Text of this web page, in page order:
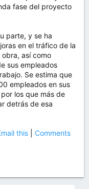
fase del proyecto
parte, y se ha
en el tráfico de la
así como
sus empleados
Se estima que
empleados en sus
los que más de
detrás de esa
this Comments